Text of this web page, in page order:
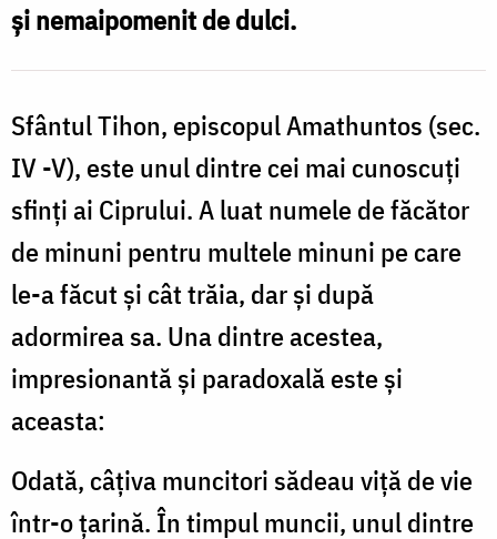
se
repetă”
/
Foto:
Bogdan
Zamfirescu
şi nemaipomenit de dulci.
Sfântul Tihon, episcopul Amathuntos (sec.
IV -V), este unul dintre cei mai cunoscuţi
sfinţi ai Ciprului. A luat numele de făcător
de minuni pentru multele minuni pe care
le-a făcut şi cât trăia, dar şi după
adormirea sa. Una dintre acestea,
impresionantă şi paradoxală este şi
aceasta:
Odată, câţiva muncitori sădeau viţă de vie
într-o ţarină. În timpul muncii, unul dintre